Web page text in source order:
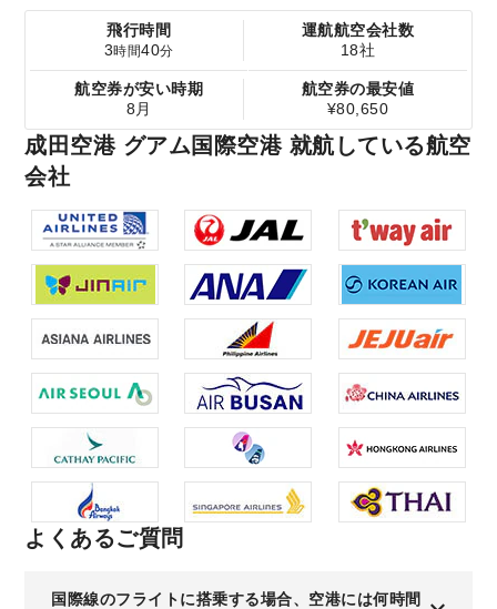
飛行時間
3時間40分
運航航空会社数
18社
航空券が安い時期
8月
航空券の最安値
¥80,650
成田空港 グアム国際空港 就航している航空
会社
よくあるご質問
国際線のフライトに搭乗する場合、空港には何時間